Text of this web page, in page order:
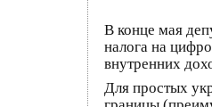
В конце мая
налога на
внутренних
Для простых